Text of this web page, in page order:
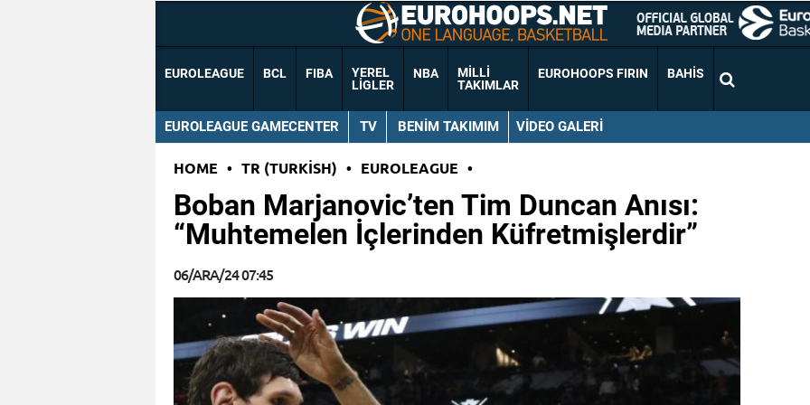
EUROLEAGUE BCL FIBA
YEREL
LIGLER
NBA
MILLI
TAKIMLAR
EUROHOOPS FIRIN BAHIS
EUROLEAGUE GAMECENTER TV BENIM TAKIMIM VIDEO GALERI
HOME • TR (TURKISH) • EUROLEAGUE •
Boban Marjanovic’ten Tim Duncan Anısı:
“Muhtemelen İçlerinden Küfretmişlerdir”
06/ARA/24 07:45